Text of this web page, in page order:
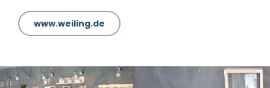
www.weiling.de